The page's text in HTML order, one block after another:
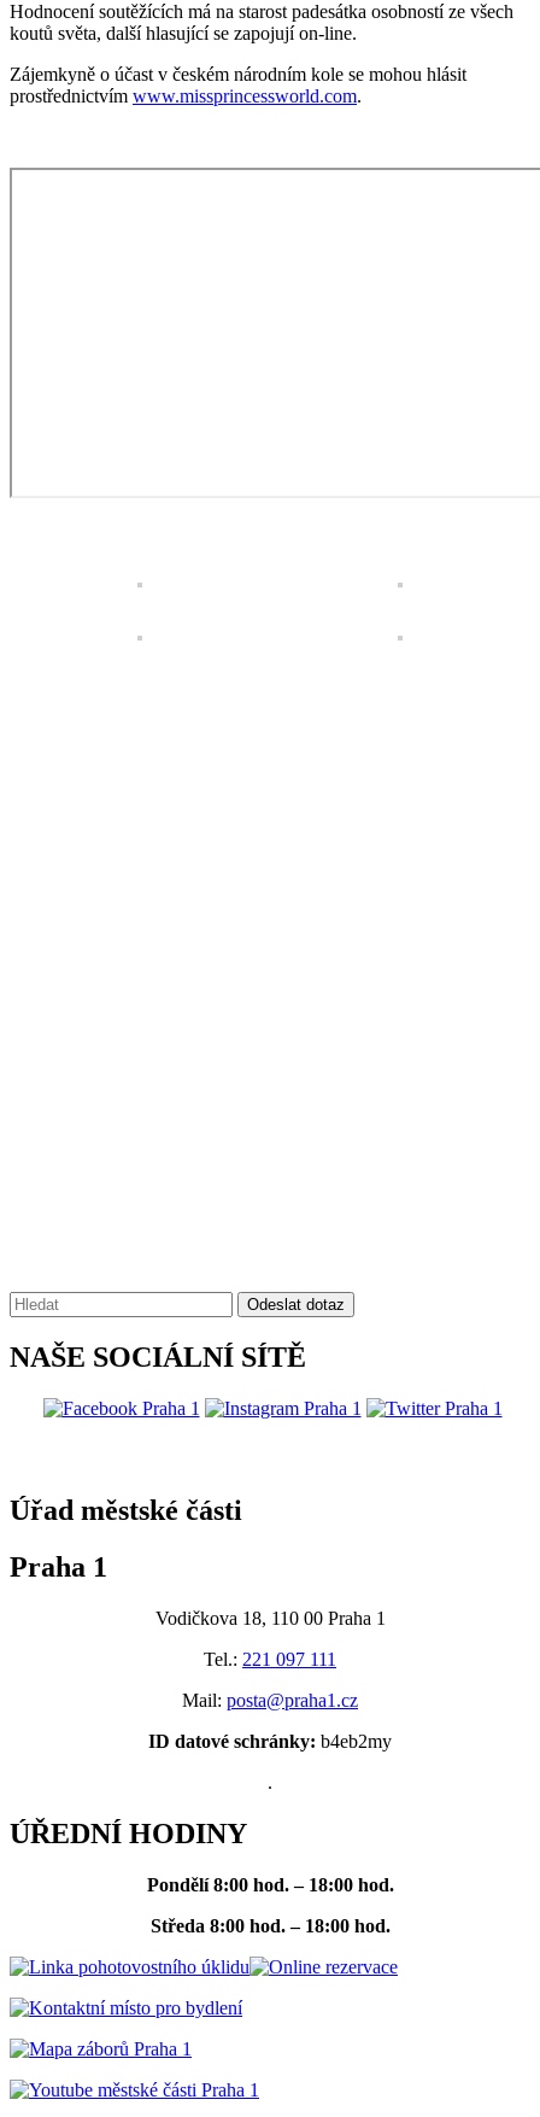
Hodnocení soutěžících má na starost padesátka osobností ze všech
koutů světa, další hlasující se zapojují on-line.
Zájemkyně o účast v českém národním kole se mohou hlásit
prostřednictvím www.missprincessworld.com.
Vyhledávání: Odeslat dotaz
NAŠE SOCIÁLNÍ SÍTĚ
Úřad městské části
Praha 1
Vodičkova 18, 110 00 Praha 1
Tel.: 221 097 111
Mail: posta@praha1.cz
ID datové schránky: b4eb2my
.
ÚŘEDNÍ HODINY
Pondělí 8:00 hod. – 18:00 hod.
Středa 8:00 hod. – 18:00 hod.